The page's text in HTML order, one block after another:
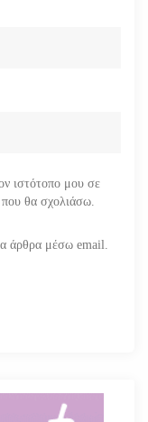
ιστότοπο μου σε
που θα σχολιάσω.
άρθρα μέσω email.